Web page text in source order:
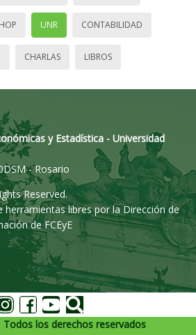
UNR CONTABILIDAD
CHARLAS LIBROS
y Estadística - Universidad
- Rosario
Reserved.
herramientas libres por la Dirección de
de FCEyE
Todos los derechos reservados